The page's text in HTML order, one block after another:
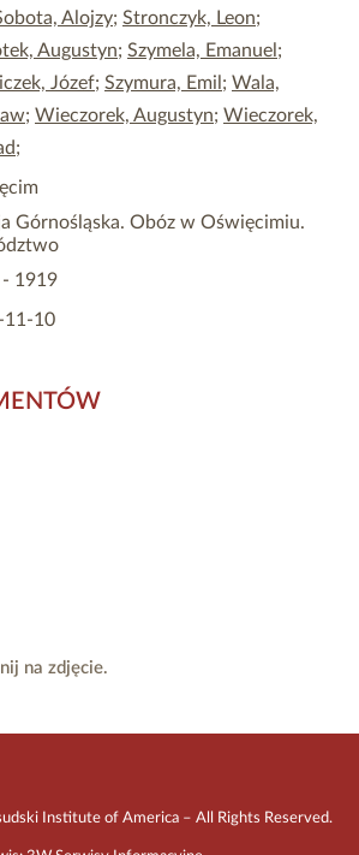
Alojzy; Stronczyk, Leon;
Augustyn; Szymela, Emanuel ;
Józef; Szymura, Emil ; Wala,
; Wieczorek, Augustyn; Wieczorek,
;
Górnośląska. Obóz w Oświęcimiu.
1919
11-10
na zdjęcie.
Institute of America – All Rights Reserved.